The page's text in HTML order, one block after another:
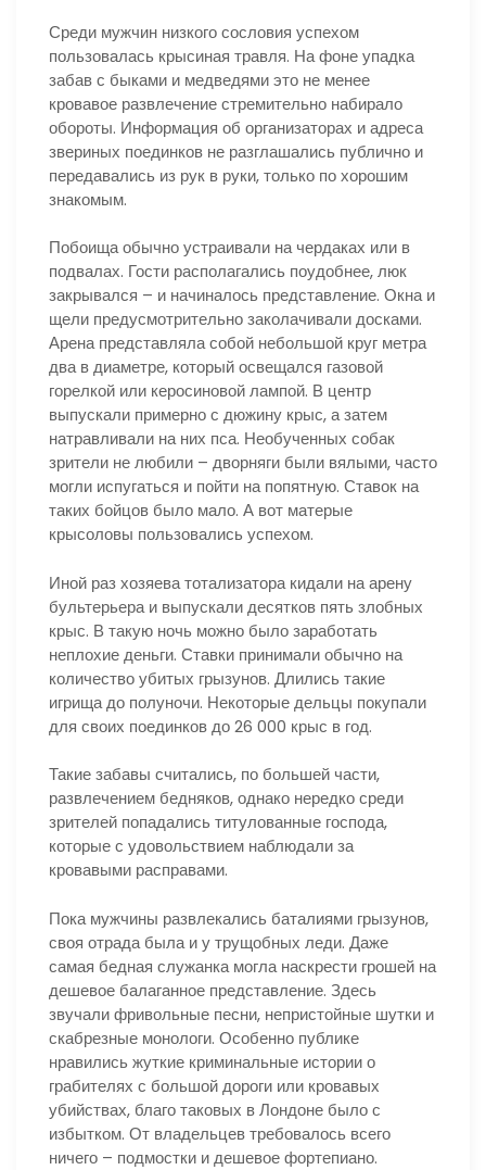
Среди мужчин низкого сословия успехом
пользовалась крысиная травля. На фоне упадка
забав с быками и медведями это не менее
кровавое развлечение стремительно набирало
обороты. Информация об организаторах и адреса
звериных поединков не разглашались публично и
передавались из рук в руки, только по хорошим
знакомым.
Побоища обычно устраивали на чердаках или в
подвалах. Гости располагались поудобнее, люк
закрывался – и начиналось представление. Окна и
щели предусмотрительно заколачивали досками.
Арена представляла собой небольшой круг метра
два в диаметре, который освещался газовой
горелкой или керосиновой лампой. В центр
выпускали примерно с дюжину крыс, а затем
натравливали на них пса. Необученных собак
зрители не любили – дворняги были вялыми, часто
могли испугаться и пойти на попятную. Ставок на
таких бойцов было мало. А вот матерые
крысоловы пользовались успехом.
Иной раз хозяева тотализатора кидали на арену
бультерьера и выпускали десятков пять злобных
крыс. В такую ночь можно было заработать
неплохие деньги. Ставки принимали обычно на
количество убитых грызунов. Длились такие
игрища до полуночи. Некоторые дельцы покупали
для своих поединков до 26 000 крыс в год.
Такие забавы считались, по большей части,
развлечением бедняков, однако нередко среди
зрителей попадались титулованные господа,
которые с удовольствием наблюдали за
кровавыми расправами.
Пока мужчины развлекались баталиями грызунов,
своя отрада была и у трущобных леди. Даже
самая бедная служанка могла наскрести грошей на
дешевое балаганное представление. Здесь
звучали фривольные песни, непристойные шутки и
скабрезные монологи. Особенно публике
нравились жуткие криминальные истории о
грабителях с большой дороги или кровавых
убийствах, благо таковых в Лондоне было с
избытком. От владельцев требовалось всего
ничего – подмостки и дешевое фортепиано.